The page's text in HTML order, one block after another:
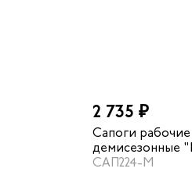
2 735 ₽
Сапоги
демисезонные
МАКС" с КП КЩС
САП224-М